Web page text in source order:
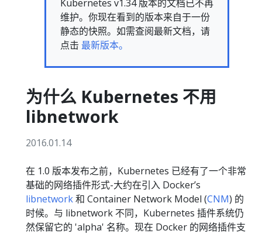
Kubernetes v1.34 版本的文档已不再
维护。你现在看到的版本来自于一份
静态的快照。如需查阅最新文档，请
点击 最新版本。
为什么 Kubernetes 不用
libnetwork
2016.01.14
在 1.0 版本发布之前，Kubernetes 已经有了一个非常
基础的网络插件形式-大约在引入 Docker’s
libnetwork和 Container Network Model (CNM) 的
时候。与 libnetwork 不同，Kubernetes 插件系统仍
然保留它的 'alpha' 名称。现在 Docker 的网络插件支